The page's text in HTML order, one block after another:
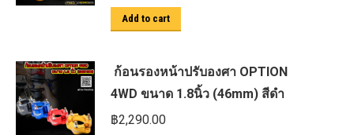
Add to cart
ก้อนรองหน้าปรับองศา OPTION
4WD ขนาด 1.8นิ้ว (46mm) สีดำ
฿2,290.00